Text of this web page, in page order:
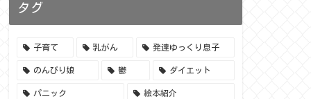
タグ
子育て 乳がん 発達ゆっくり息子
のんびり娘 鬱 ダイエット
パニック 絵本紹介